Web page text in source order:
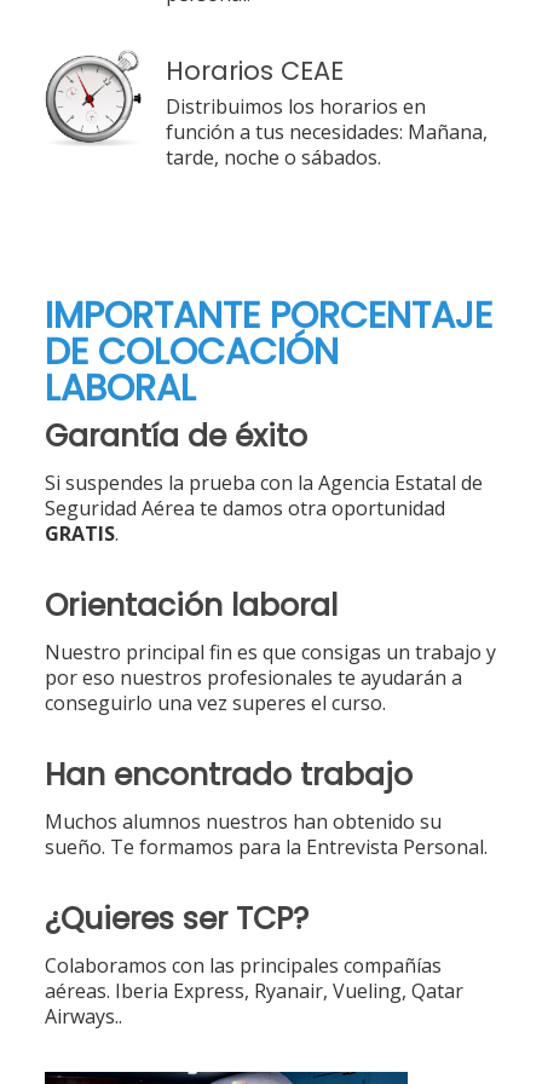
Horarios CEAE
Distribuimos los horarios en
función a tus necesidades: Mañana,
tarde, noche o sábados.
IMPORTANTE PORCENTAJE
DE COLOCACIÓN
LABORAL
Garantía de éxito
Si suspendes la prueba con la Agencia Estatal de
Seguridad Aérea te damos otra oportunidad
GRATIS.
Orientación laboral
Nuestro principal fin es que consigas un trabajo y
por eso nuestros profesionales te ayudarán a
conseguirlo una vez superes el curso.
Han encontrado trabajo
Muchos alumnos nuestros han obtenido su
sueño. Te formamos para la Entrevista Personal.
¿Quieres ser TCP?
Colaboramos con las principales compañías
aéreas. Iberia Express, Ryanair, Vueling, Qatar
Airways..